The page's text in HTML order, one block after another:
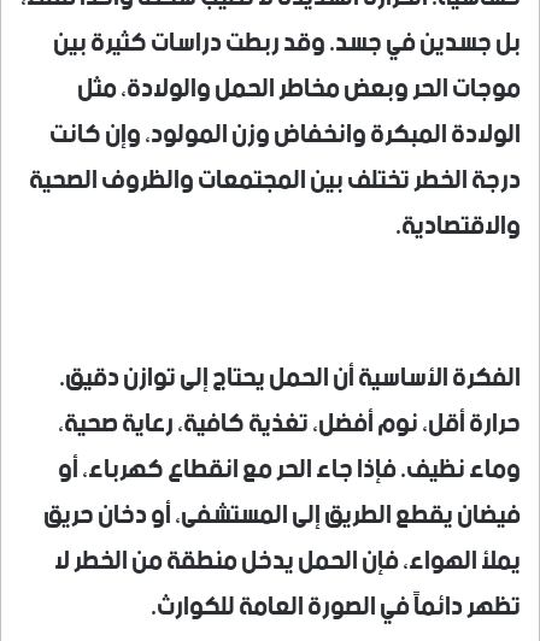
بل جسدين في جسد. وقد ربطت دراسات كثيرة بين
موجات الحر وبعض مخاطر الحمل والولادة، مثل
الولادة المبكرة وانخفاض وزن المولود، وإن كانت
درجة الخطر تختلف بين المجتمعات والظروف الصحية
والاقتصادية.
الفكرة الأساسية أن الحمل يحتاج إلى توازن دقيق.
حرارة أقل، نوم أفضل، تغذية كافية، رعاية صحية،
وماء نظيف. فإذا جاء الحر مع انقطاع كهرباء، أو
فيضان يقطع الطريق إلى المستشفى، أو دخان حريق
يملأ الهواء، فإن الحمل يدخل منطقة من الخطر لا
تظهر دائماً في الصورة العامة للكوارث.